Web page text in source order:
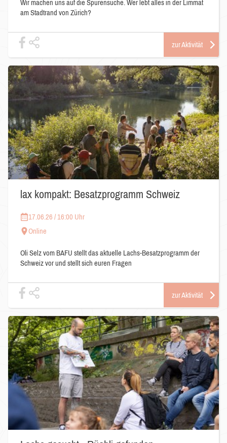
am Stadtrand von Zürich?
zur Aktivität
lax kompakt: Besatzprogramm Schweiz
17.06.26 / 16:00 Uhr
Online
Oli Selz vom BAFU stellt das aktuelle Lachs-Besatzprogramm der
Schweiz vor und stellt sich euren Fragen
zur Aktivität